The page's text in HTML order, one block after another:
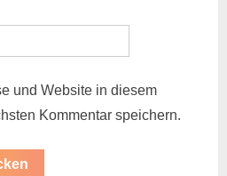
und Website in diesem
Kommentar speichern.